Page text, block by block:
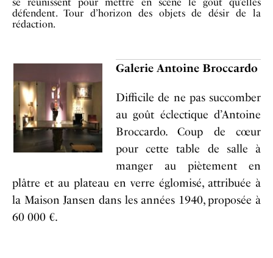
défendent. Tour d’horizon des objets de désir de la
rédaction.
Galerie Antoine Broccardo
Difficile de ne pas succomber
au goût éclectique d’Antoine
Broccardo. Coup de cœur
pour cette table de salle à
manger au piètement en
plâtre et au plateau en verre églomisé, attribuée à
la Maison Jansen dans les années 1940, proposée à
60 000 €.